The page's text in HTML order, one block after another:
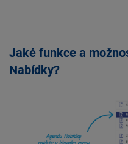
Jaké funkce a
Nabídky?